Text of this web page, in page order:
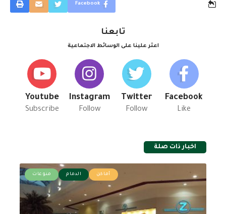
Facebook
تابعنا
اعثر علينا على الوسائط الاجتماعية
Facebook
Like
Twitter
Follow
Instagram
Follow
Youtube
Subscribe
اخبار ذات صلة
أماكن الدمام منوعات